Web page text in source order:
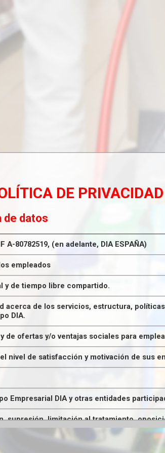
DE PRIVACIDAD
de datos
A-80782519, (en adelante, DIA ESPAÑA)
empleados
y de tiempo libre compartido.
acerca de los servicios, estructura,
DIA.
de ofertas y/o ventajas sociales para
nivel de satisfacción y motivación de sus
Empresarial DIA y otras entidades
supresión, limitación al tratamiento,